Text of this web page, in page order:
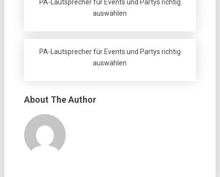
PA-Lautsprecher für Events und Partys richtig
auswählen
PA-Lautsprecher für Events und Partys richtig
auswählen
About The Author